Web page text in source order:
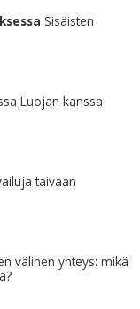
Sisäisten
Luojan kanssa
taivaan
välinen yhteys: mikä